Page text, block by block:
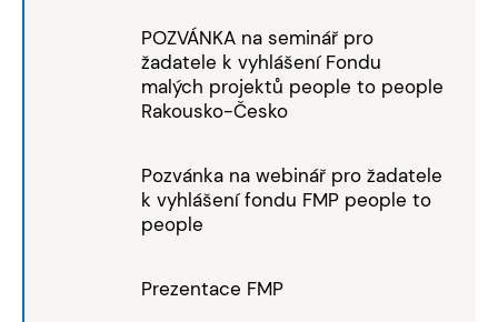
POZVÁNKA na seminář pro
žadatele k vyhlášení Fondu
malých projektů people to people
Rakousko-Česko
Pozvánka na webinář pro žadatele
k vyhlášení fondu FMP people to
people
Prezentace FMP